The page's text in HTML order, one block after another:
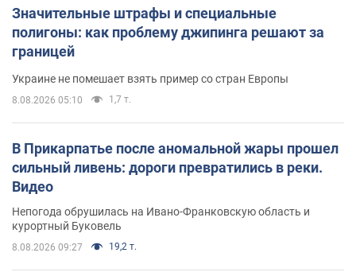
Значительные штрафы и специальные
полигоны: как проблему джипинга решают за
границей
Украине не помешает взять пример со стран Европы
8.08.2026 05:10 1,7 т.
В Прикарпатье после аномальной жары прошел
сильный ливень: дороги превратились в реки.
Видео
Непогода обрушилась на Ивано-Франковскую область и
курортный Буковель
8.08.2026 09:27 19,2 т.